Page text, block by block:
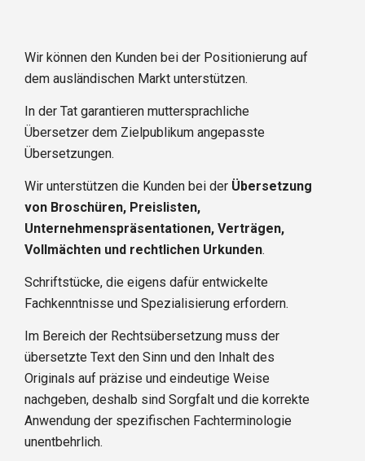
Wir können den Kunden bei der Positionierung auf
dem ausländischen Markt unterstützen.
In der Tat garantieren muttersprachliche
Übersetzer dem Zielpublikum angepasste
Übersetzungen.
Wir unterstützen die Kunden bei der Übersetzung
von Broschüren, Preislisten,
Unternehmenspräsentationen, Verträgen,
Vollmächten und rechtlichen Urkunden.
Schriftstücke, die eigens dafür entwickelte
Fachkenntnisse und Spezialisierung erfordern.
Im Bereich der Rechtsübersetzung muss der
übersetzte Text den Sinn und den Inhalt des
Originals auf präzise und eindeutige Weise
nachgeben, deshalb sind Sorgfalt und die korrekte
Anwendung der spezifischen Fachterminologie
unentbehrlich.